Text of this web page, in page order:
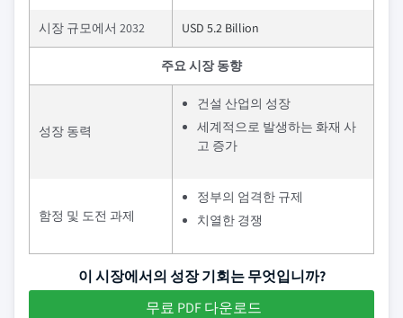
시장 규모에서 2032 USD 5.2 Billion
주요 시장 동향
성장 동력
건설 산업의 성장
세계적으로 발생하는 화재 사
고 증가
함정 및 도전 과제
정부의 엄격한 규제
치열한 경쟁
이 시장에서의 성장 기회는 무엇입니까?
무료 PDF 다운로드